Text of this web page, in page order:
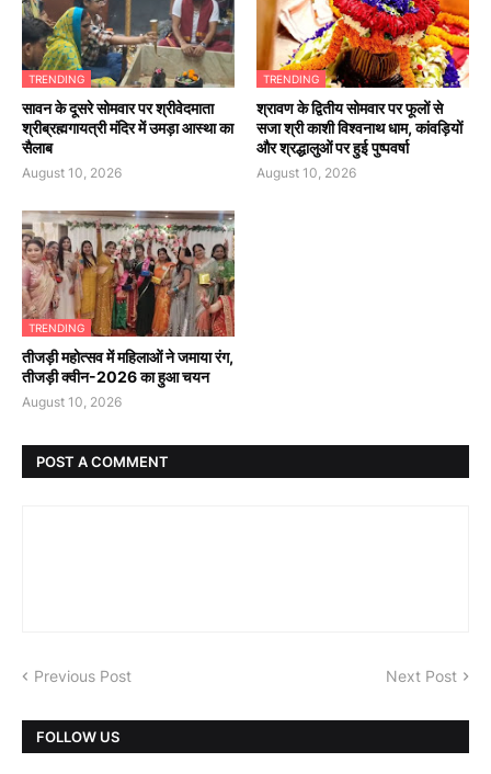
TRENDING
सावन के दूसरे सोमवार पर श्रीवेदमाता
श्रीब्रह्मगायत्री मंदिर में उमड़ा आस्था का
सैलाब
August 10, 2026
TRENDING
श्रावण के द्वितीय सोमवार पर फूलों से
सजा श्री काशी विश्वनाथ धाम, कांवड़ियों
और श्रद्धालुओं पर हुई पुष्पवर्षा
August 10, 2026
TRENDING
तीजड़ी महोत्सव में महिलाओं ने जमाया रंग,
तीजड़ी क्वीन-2026 का हुआ चयन
August 10, 2026
POST A COMMENT
Previous Post Next Post
FOLLOW US